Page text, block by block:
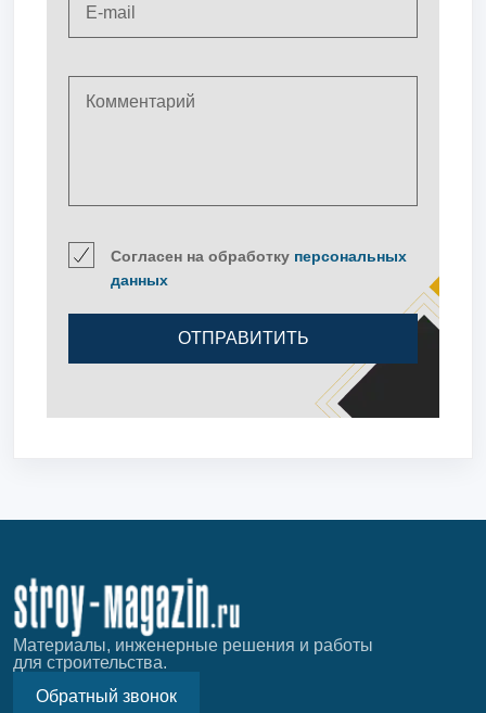
Согласен на обработку персональных
данных
ОТПРАВИТИТЬ
Материалы, инженерные решения и работы
для строительства.
Обратный звонок